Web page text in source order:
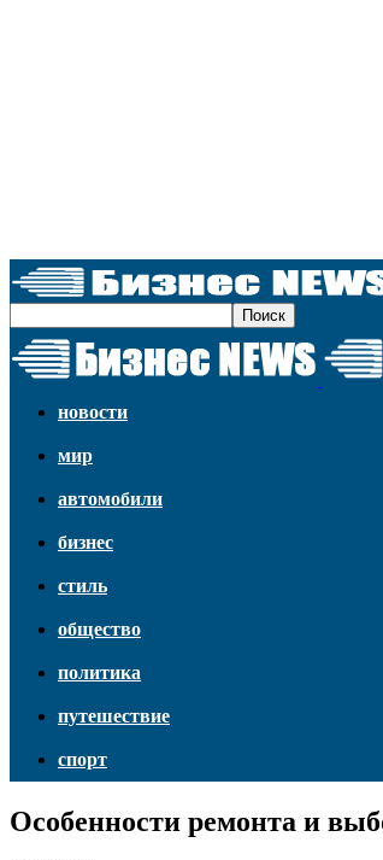
новости
мир
автомобили
бизнес
стиль
общество
политика
путешествие
спорт
Особенности ремонта и